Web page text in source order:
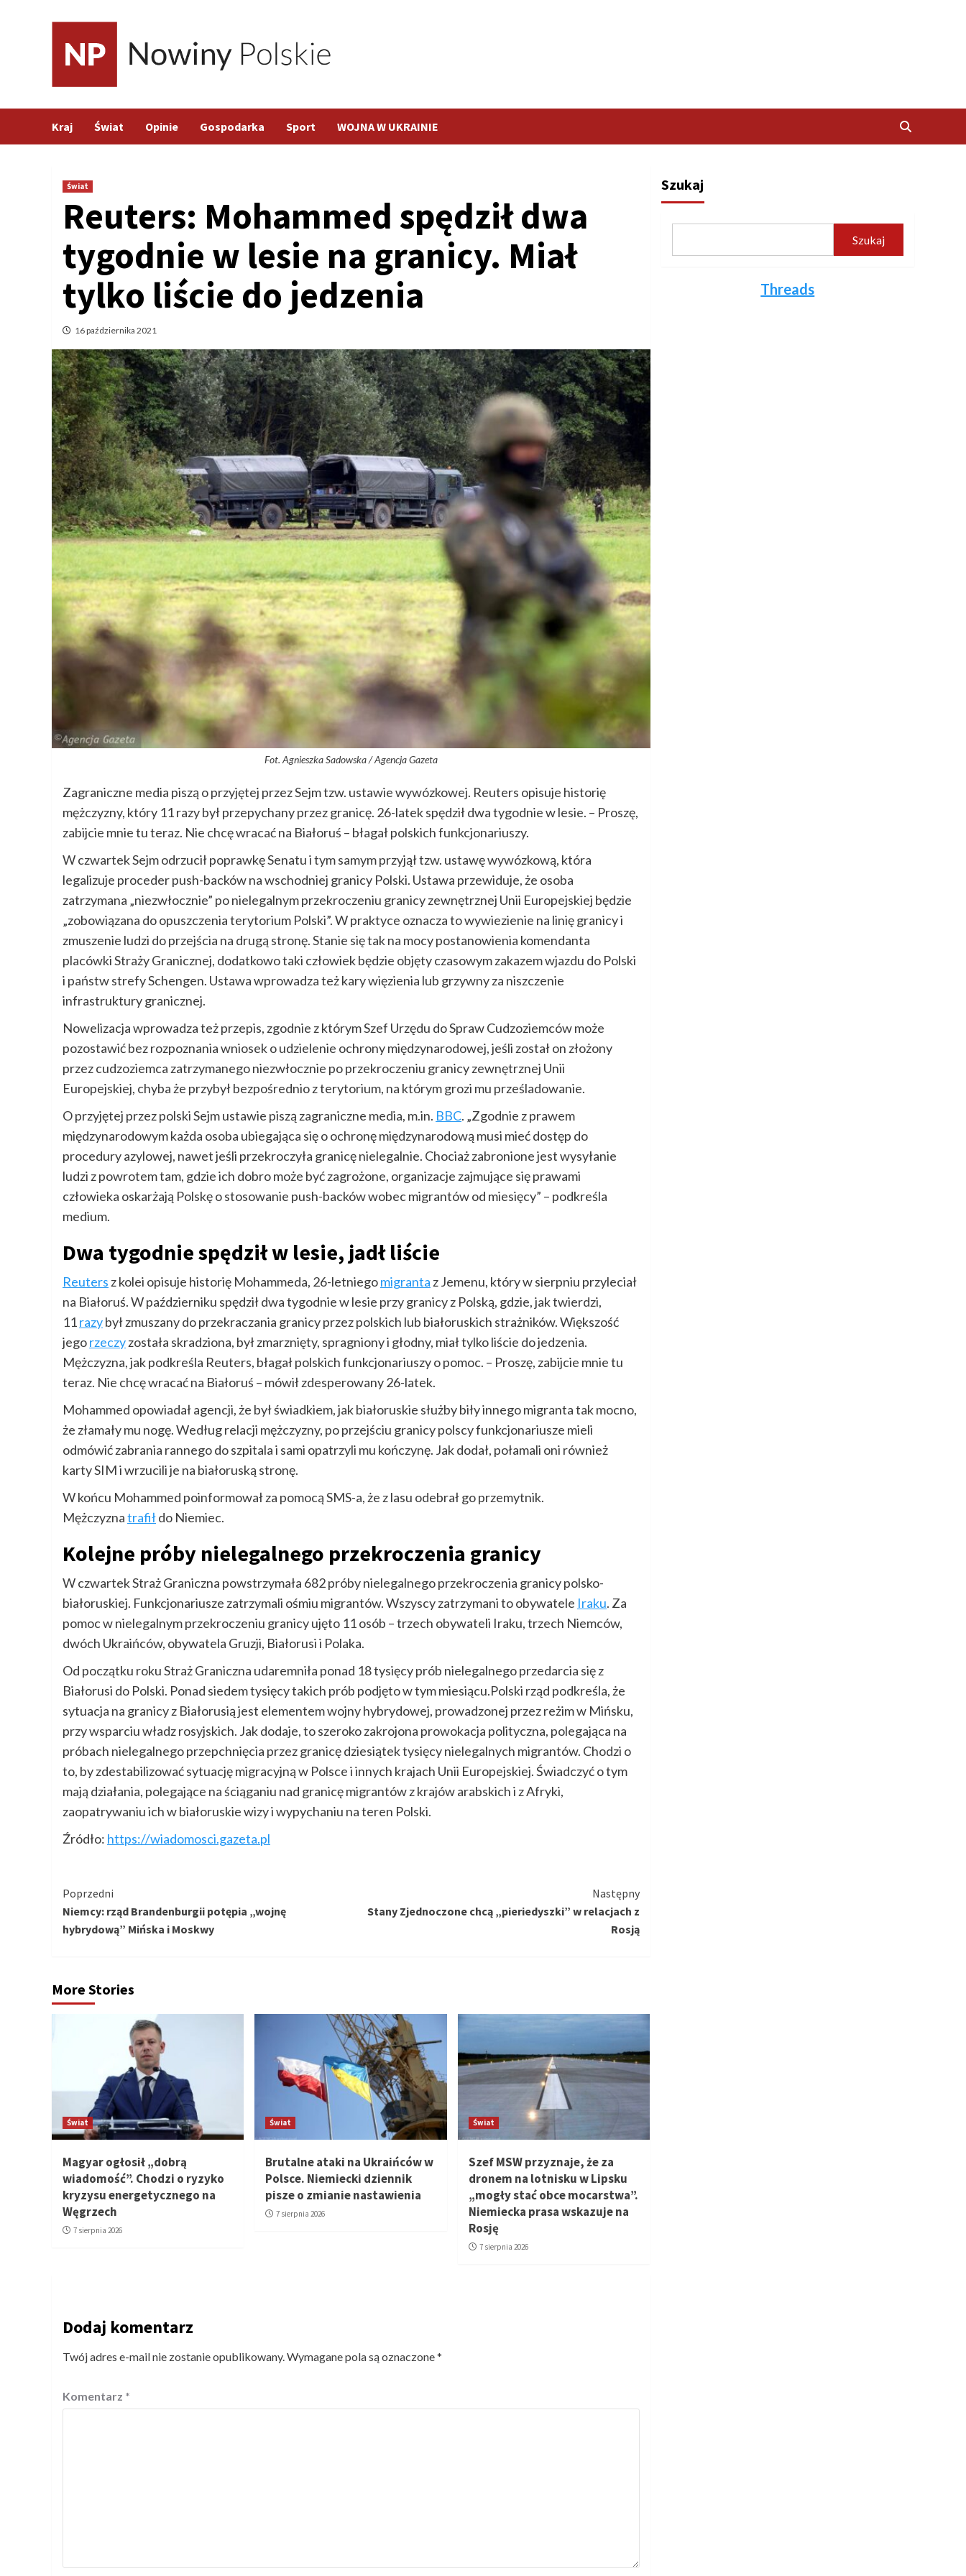
Kraj Świat Opinie Gospodarka Sport WOJNA W UKRAINIE
Świat
Reuters: Mohammed spędził dwa
tygodnie w lesie na granicy. Miał
tylko liście do jedzenia
16 października 2021
Fot. Agnieszka Sadowska / Agencja Gazeta
Zagraniczne media piszą o przyjętej przez Sejm tzw. ustawie wywózkowej. Reuters opisuje historię
mężczyzny, który 11 razy był przepychany przez granicę. 26-latek spędził dwa tygodnie w lesie. – Proszę,
zabijcie mnie tu teraz. Nie chcę wracać na Białoruś – błagał polskich funkcjonariuszy.
W czwartek Sejm odrzucił poprawkę Senatu i tym samym przyjął tzw. ustawę wywózkową, która
legalizuje proceder push-backów na wschodniej granicy Polski. Ustawa przewiduje, że osoba
zatrzymana „niezwłocznie” po nielegalnym przekroczeniu granicy zewnętrznej Unii Europejskiej będzie
„zobowiązana do opuszczenia terytorium Polski”. W praktyce oznacza to wywiezienie na linię granicy i
zmuszenie ludzi do przejścia na drugą stronę. Stanie się tak na mocy postanowienia komendanta
placówki Straży Granicznej, dodatkowo taki człowiek będzie objęty czasowym zakazem wjazdu do Polski
i państw strefy Schengen. Ustawa wprowadza też kary więzienia lub grzywny za niszczenie
infrastruktury granicznej.
Nowelizacja wprowadza też przepis, zgodnie z którym Szef Urzędu do Spraw Cudzoziemców może
pozostawić bez rozpoznania wniosek o udzielenie ochrony międzynarodowej, jeśli został on złożony
przez cudzoziemca zatrzymanego niezwłocznie po przekroczeniu granicy zewnętrznej Unii
Europejskiej, chyba że przybył bezpośrednio z terytorium, na którym grozi mu prześladowanie.
O przyjętej przez polski Sejm ustawie piszą zagraniczne media, m.in. BBC. „Zgodnie z prawem
międzynarodowym każda osoba ubiegająca się o ochronę międzynarodową musi mieć dostęp do
procedury azylowej, nawet jeśli przekroczyła granicę nielegalnie. Chociaż zabronione jest wysyłanie
ludzi z powrotem tam, gdzie ich dobro może być zagrożone, organizacje zajmujące się prawami
człowieka oskarżają Polskę o stosowanie push-backów wobec migrantów od miesięcy” – podkreśla
medium.
Dwa tygodnie spędził w lesie, jadł liście
Reuters z kolei opisuje historię Mohammeda, 26-letniegomigranta z Jemenu, który w sierpniu przyleciał
na Białoruś. W październiku spędził dwa tygodnie w lesie przy granicy z Polską, gdzie, jak twierdzi,
11razybył zmuszany do przekraczania granicy przez polskich lub białoruskich strażników. Większość
jegorzeczyzostała skradziona, był zmarznięty, spragniony i głodny, miał tylko liście do jedzenia.
Mężczyzna, jak podkreśla Reuters, błagał polskich funkcjonariuszy o pomoc. – Proszę, zabijcie mnie tu
teraz. Nie chcę wracać na Białoruś – mówił zdesperowany 26-latek.
Mohammed opowiadał agencji, że był świadkiem, jak białoruskie służby biły innego migranta tak mocno,
że złamały mu nogę. Według relacji mężczyzny, po przejściu granicy polscy funkcjonariusze mieli
odmówić zabrania rannego do szpitala i sami opatrzyli mu kończynę. Jak dodał, połamali oni również
karty SIM i wrzucili je na białoruską stronę.
W końcu Mohammed poinformował za pomocą SMS-a, że z lasu odebrał go przemytnik.
Mężczyznatrafiłdo Niemiec.
Kolejne próby nielegalnego przekroczenia granicy
W czwartek Straż Graniczna powstrzymała 682 próby nielegalnego przekroczenia granicy polsko-
białoruskiej. Funkcjonariusze zatrzymali ośmiu migrantów. Wszyscy zatrzymani to obywatele Iraku. Za
pomoc w nielegalnym przekroczeniu granicy ujęto 11 osób – trzech obywateli Iraku, trzech Niemców,
dwóch Ukraińców, obywatela Gruzji, Białorusi i Polaka.
Od początku roku Straż Graniczna udaremniła ponad 18 tysięcy prób nielegalnego przedarcia się z
Białorusi do Polski. Ponad siedem tysięcy takich prób podjęto w tym miesiącu.Polski rząd podkreśla, że
sytuacja na granicy z Białorusią jest elementem wojny hybrydowej, prowadzonej przez reżim w Mińsku,
przy wsparciu władz rosyjskich. Jak dodaje, to szeroko zakrojona prowokacja polityczna, polegająca na
próbach nielegalnego przepchnięcia przez granicę dziesiątek tysięcy nielegalnych migrantów. Chodzi o
to, by zdestabilizować sytuację migracyjną w Polsce i innych krajach Unii Europejskiej. Świadczyć o tym
mają działania, polegające na ściąganiu nad granicę migrantów z krajów arabskich i z Afryki,
zaopatrywaniu ich w białoruskie wizy i wypychaniu na teren Polski.
Źródło: https://wiadomosci.gazeta.pl
Kontynuuj
czytanie
Poprzedni
Niemcy: rząd Brandenburgii potępia „wojnę
hybrydową” Mińska i Moskwy
Następny
Stany Zjednoczone chcą „pieriedyszki” w relacjach z
Rosją
More Stories
Świat
Magyar ogłosił „dobrą
wiadomość”. Chodzi o ryzyko
kryzysu energetycznego na
Węgrzech
7 sierpnia 2026
Świat
Brutalne ataki na Ukraińców w
Polsce. Niemiecki dziennik
pisze o zmianie nastawienia
7 sierpnia 2026
Świat
Szef MSW przyznaje, że za
dronem na lotnisku w Lipsku
„mogły stać obce mocarstwa”.
Niemiecka prasa wskazuje na
Rosję
7 sierpnia 2026
Dodaj komentarz
Twój adres e-mail nie zostanie opublikowany.Wymagane pola są oznaczone*
Komentarz *
Szukaj
Szukaj
Threads